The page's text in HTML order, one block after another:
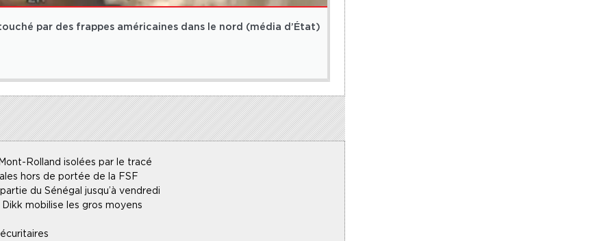
par des frappes américaines dans le nord (média d’État)
MONDE
Rolland isolées par le tracé
hors de portée de la FSF
du Sénégal jusqu’à vendredi
mobilise les gros moyens